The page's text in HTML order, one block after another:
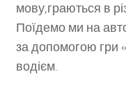
мову,граються в
Поїдемо ми на
за допомогою гри
водієм.